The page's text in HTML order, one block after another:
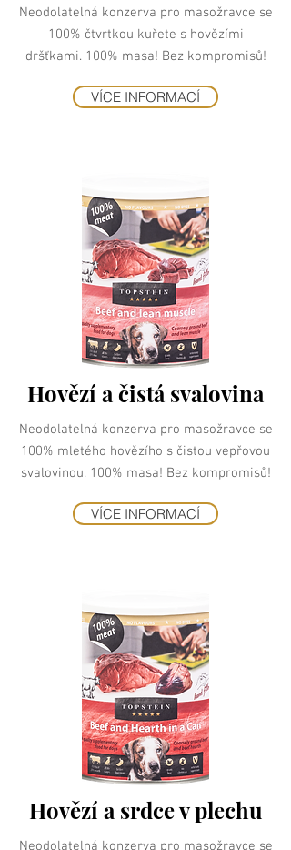
Neodolatelná konzerva pro masožravce se
100% čtvrtkou kuřete s hovězími
dršťkami. 100% masa! Bez kompromisů!
VÍCE INFORMACÍ
Hovězí a čistá svalovina
Neodolatelná konzerva pro masožravce se
100% mletého hovězího s čistou vepřovou
svalovinou. 100% masa! Bez kompromisů!
VÍCE INFORMACÍ
Hovězí a srdce v plechu
Neodolatelná konzerva pro masožravce se